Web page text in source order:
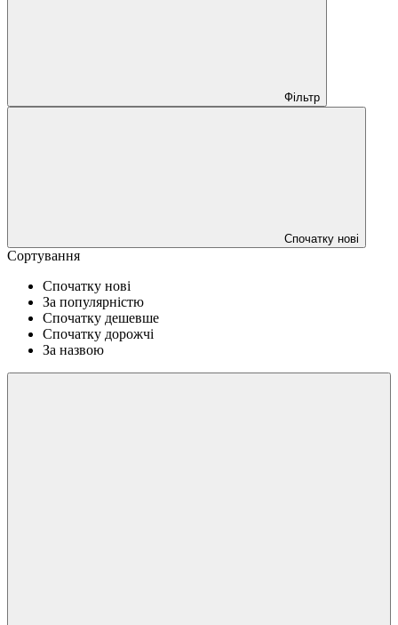
Фільтр
Спочатку нові
Сортування
Спочатку нові
За популярністю
Спочатку дешевше
Спочатку дорожчі
За назвою